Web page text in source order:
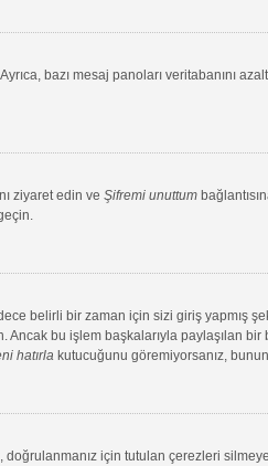
bazı mesaj panoları veritabanını
ziyaret edin ve Şifremi unuttum
belirli bir zaman için sizi giriş yapmış
Ancak bu işlem başkalarıyla paylaşılan
hatırlakutucuğunu göremiyorsanız, bunun
için tutulan çerezleri